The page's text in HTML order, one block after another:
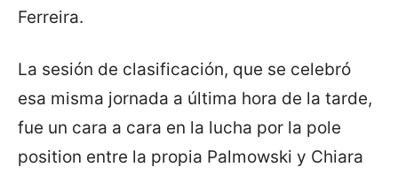
Ferreira.
La sesión de clasificación, que se celebró
esa misma jornada a última hora de la tarde,
fue un cara a cara en la lucha por la pole
position entre la propia Palmowski y Chiara